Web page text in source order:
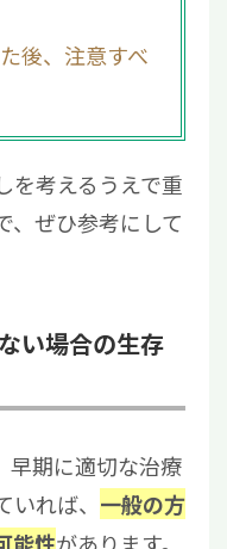
後、注意すべ
を考えるうえで重
、ぜひ参考にして
い場合の生存
早期に適切な治療
れば、 一般の方